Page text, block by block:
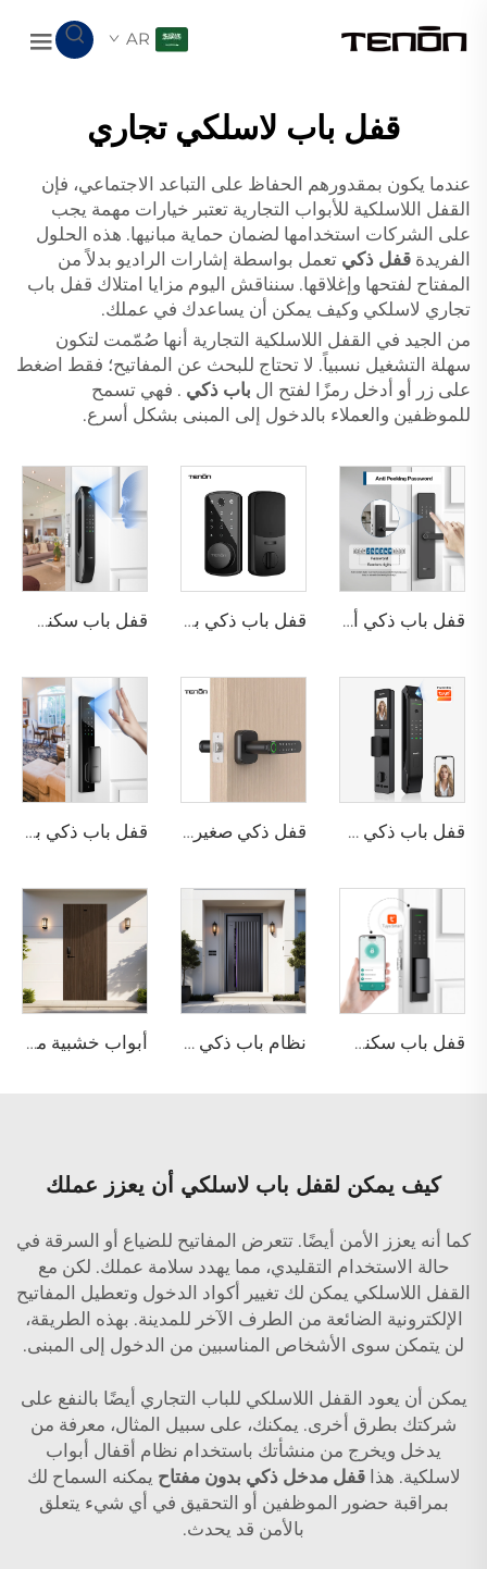
AR
قفل باب لاسلكي تجاري
عندما يكون بمقدورهم الحفاظ على التباعد الاجتماعي، فإن
القفل اللاسلكية للأبواب التجارية تعتبر خيارات مهمة يجب
على الشركات استخدامها لضمان حماية مبانيها. هذه الحلول
الفريدة قفل ذكي تعمل بواسطة إشارات الراديو بدلاً من
المفتاح لفتحها وإغلاقها. سنناقش اليوم مزايا امتلاك قفل باب
تجاري لاسلكي وكيف يمكن أن يساعدك في عملك.
من الجيد في القفل اللاسلكية التجارية أنها صُمّمت لتكون
سهلة التشغيل نسبياً. لا تحتاج للبحث عن المفاتيح؛ فقط اضغط
على زر أو أدخل رمزًا لفتح ال باب ذكي . فهي تسمح
للموظفين والعملاء بالدخول إلى المبنى بشكل أسرع.
قفل باب ذكي أمني مع كلمة مرور مضادة للتجسس وبطاقة IC وبصمة الإصبع واي فاي وبلوتوث Tenon T10 قفل باب ذكي بيومتري باستخدام بصمة الإصبع للفنادق مع بطاقة مفتاح Tenon K7 قفل باب سكني بتقنية التعرف على الوجه ثلاثي الأبعاد والبصمة Tenon A6 Pro
قفل باب ذكي مسح ثلاثي الأبعاد للوجه مع شبكة Tuya WiFi قابل للإلغاء Tenon D2 Pro قفل ذكي صغير للبصمة الحيوية للمكتب أو الشقة Tenon K1 plus قفل باب ذكي بصمة الإصبع والأوردة بدون مفتاح وكلمة مرور رقمية وواي فاي Tenon A5 Pro
قفل باب سكني بدون مفتاح Tuya WiFi بيومتري باستخدام بصمة الوجه Tenon A5 نظام باب ذكي ML للتعرف على البصمة والوجه ثلاثي الأبعاد أبواب خشبية مهندسة عازلة للصوت وذكية للدخول M10
كيف يمكن لقفل باب لاسلكي أن يعزز عملك
كما أنه يعزز الأمن أيضًا. تتعرض المفاتيح للضياع أو السرقة في
حالة الاستخدام التقليدي، مما يهدد سلامة عملك. لكن مع
القفل اللاسلكي يمكن لك تغيير أكواد الدخول وتعطيل المفاتيح
الإلكترونية الضائعة من الطرف الآخر للمدينة. بهذه الطريقة،
لن يتمكن سوى الأشخاص المناسبين من الدخول إلى المبنى.
يمكن أن يعود القفل اللاسلكي للباب التجاري أيضًا بالنفع على
شركتك بطرق أخرى. يمكنك، على سبيل المثال، معرفة من
يدخل ويخرج من منشأتك باستخدام نظام أقفال أبواب
لاسلكية. هذاقفل مدخل ذكي بدون مفتاح يمكنه السماح لك
بمراقبة حضور الموظفين أو التحقيق في أي شيء يتعلق
بالأمن قد يحدث.